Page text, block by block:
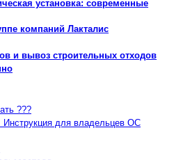
установка: современные
компаний Лакталис
и вывоз строительных отходов
???
Инструкция для владельцев ОС